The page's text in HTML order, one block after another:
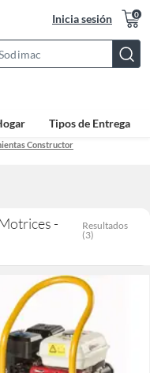
Inicia sesión 0
Bar
Tipos de Entrega
Constructor
Resultados
(3)